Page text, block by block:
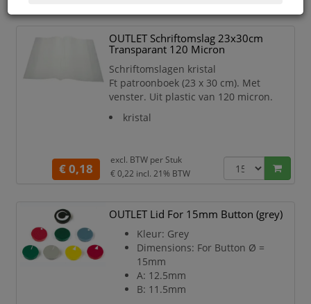
OUTLET Schriftomslag 23x30cm
Transparant 120 Micron
Schriftomslagen kristal
Ft patroonboek (23 x 30 cm). Met
venster. Uit plastic van 120 micron.
kristal
€ 0,18
excl. BTW per Stuk
€ 0,22 incl. 21% BTW
OUTLET Lid For 15mm Button (grey)
Kleur: Grey
Dimensions: For Button Ø =
15mm
A: 12.5mm
B: 11.5mm